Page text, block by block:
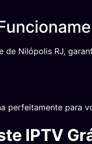
de Nilópolis RJ,
perfeitamente para
IPTV